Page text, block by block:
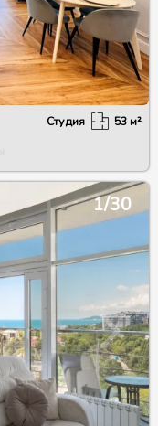
Студия 53м²
1/30